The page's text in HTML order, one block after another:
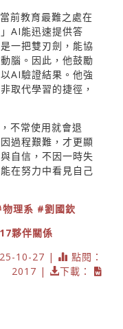
前教育最難之處在
AI能迅速提供答
一把雙刃劍，能協
腦。因此，他鼓勵
AI驗證結果。他強
取代學習的捷徑，
不常使用就會退
過程艱難，才更顯
自信，不因一時失
在努力中看見自己
理系 #劉國欽
夥伴關係
10-27 |
點閱：
2017 |
下載：